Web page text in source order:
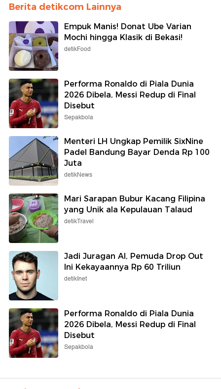
Berita detikcom Lainnya
Empuk Manis! Donat Ube Varian
Mochi hingga Klasik di Bekasi!
detikFood
Performa Ronaldo di Piala Dunia
2026 Dibela, Messi Redup di Final
Disebut
Sepakbola
Menteri LH Ungkap Pemilik SixNine
Padel Bandung Bayar Denda Rp 100
Juta
detikNews
Mari Sarapan Bubur Kacang Filipina
yang Unik ala Kepulauan Talaud
detikTravel
Jadi Juragan AI, Pemuda Drop Out
Ini Kekayaannya Rp 60 Triliun
detikInet
Performa Ronaldo di Piala Dunia
2026 Dibela, Messi Redup di Final
Disebut
Sepakbola